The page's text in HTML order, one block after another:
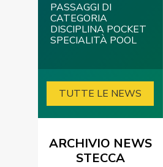
PASSAGGI DI
CATEGORIA
DISCIPLINA POCKET
SPECIALITÀ POOL
TUTTE LE NEWS
ARCHIVIO NEWS
STECCA